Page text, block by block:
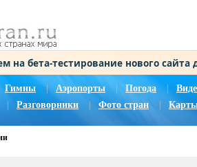
на бета-тестирование нового
Гимны | Аэропорты Погода |
Разговорники Фото стран